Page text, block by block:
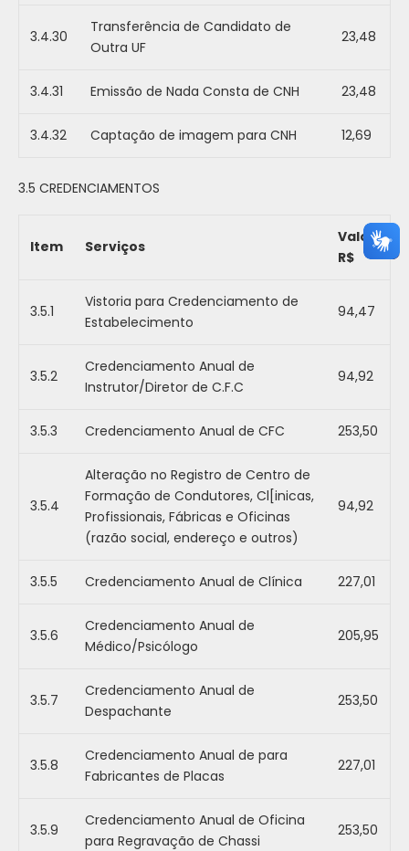
3.4.30
Transferência de Candidato de
Outra UF
23,48
3.4.31 Emissão de Nada Consta de CNH 23,48
3.4.32 Captação de imagem para CNH 12,69
3.5 CREDENCIAMENTOS
Item Serviços
Valor
R$
3.5.1
Vistoria para Credenciamento de
Estabelecimento
94,47
3.5.2
Credenciamento Anual de
Instrutor/Diretor de C.F.C
94,92
3.5.3 Credenciamento Anual de CFC 253,50
3.5.4
Alteração no Registro de Centro de
Formação de Condutores, Cl[inicas,
Profissionais, Fábricas e Oficinas
(razão social, endereço e outros)
94,92
3.5.5 Credenciamento Anual de Clínica 227,01
3.5.6
Credenciamento Anual de
Médico/Psicólogo
205,95
3.5.7
Credenciamento Anual de
Despachante
253,50
3.5.8
Credenciamento Anual de para
Fabricantes de Placas
227,01
3.5.9
Credenciamento Anual de Oficina
para Regravação de Chassi
253,50